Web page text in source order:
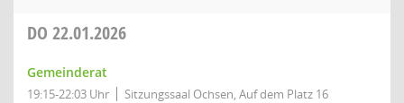
DO 22.01.2026
Gemeinderat
19:15-22:03 Uhr Sitzungssaal Ochsen, Auf dem Platz 16